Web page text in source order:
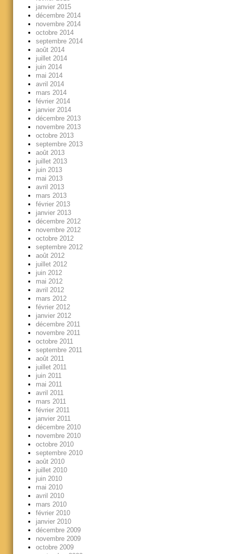
janvier 2015
décembre 2014
novembre 2014
octobre 2014
septembre 2014
août 2014
juillet 2014
juin 2014
mai 2014
avril 2014
mars 2014
février 2014
janvier 2014
décembre 2013
novembre 2013
octobre 2013
septembre 2013
août 2013
juillet 2013
juin 2013
mai 2013
avril 2013
mars 2013
février 2013
janvier 2013
décembre 2012
novembre 2012
octobre 2012
septembre 2012
août 2012
juillet 2012
juin 2012
mai 2012
avril 2012
mars 2012
février 2012
janvier 2012
décembre 2011
novembre 2011
octobre 2011
septembre 2011
août 2011
juillet 2011
juin 2011
mai 2011
avril 2011
mars 2011
février 2011
janvier 2011
décembre 2010
novembre 2010
octobre 2010
septembre 2010
août 2010
juillet 2010
juin 2010
mai 2010
avril 2010
mars 2010
février 2010
janvier 2010
décembre 2009
novembre 2009
octobre 2009